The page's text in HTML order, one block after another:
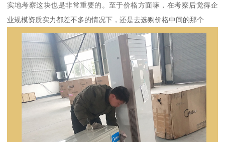
实地考察这块也是非常重要的。至于价格方面嘛，在考察后觉得企
业规模资质实力都差不多的情况下，还是去选购价格中间的那个